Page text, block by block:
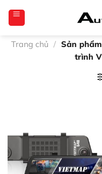
qua
dungTrang chủ / Sản
trình